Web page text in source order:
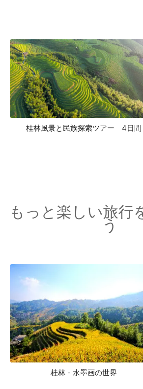
桂林風景と民族探索ツアー 4日間
もっと楽しい旅行
う
桂林 - 水墨画の世界